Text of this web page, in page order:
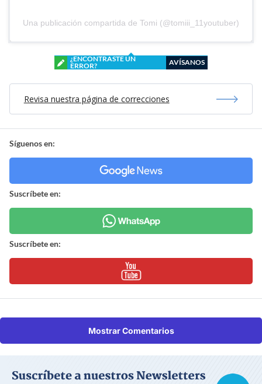
Una publicación compartida de Tomi (@tomiii_11youtuber)
¿ENCONTRASTE UN
ERROR?
AVÍSANOS
Revisa nuestra página de correcciones
Síguenos en:
Suscríbete en:
Suscríbete en:
Mostrar Comentarios